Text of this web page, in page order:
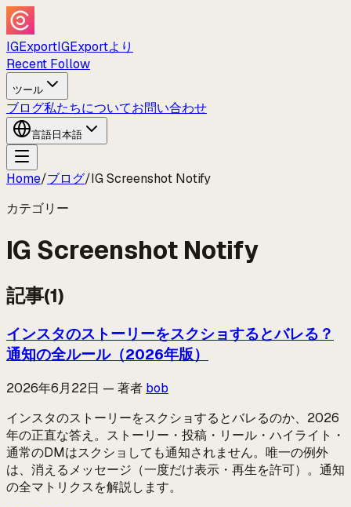
IGExportIGExportより
Recent Follow
ツール
ブログ私たちについてお問い合わせ
言語 日本語
Home/ブログ/IG Screenshot Notify
カテゴリー
IG Screenshot Notify
記事(1)
インスタのストーリーをスクショするとバレる？
通知の全ルール（2026年版）
2026年6月22日 — 著者 bob
インスタのストーリーをスクショするとバレるのか、2026
年の正直な答え。ストーリー・投稿・リール・ハイライト・
通常のDMはスクショしても通知されません。唯一の例外
は、消えるメッセージ（一度だけ表示・再生を許可）。通知
の全マトリクスを解説します。